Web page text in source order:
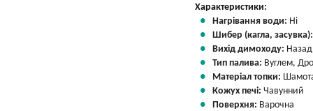
Вказати мою ціну
Характеристики:
Нагрівання води: Ні
Шибер (кагла,
Вихід димоходу:
Тип палива: Вуглем,
Матеріал топки:
Кожух печі: Чавунний
Поверхня: Варочна